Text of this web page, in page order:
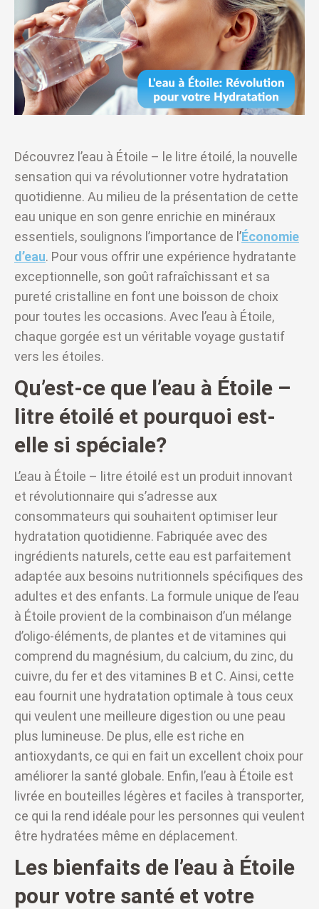
Découvrez l’eau à Étoile – le litre étoilé, la nouvelle
sensation qui va révolutionner votre hydratation
quotidienne. Au milieu de la présentation de cette
eau unique en son genre enrichie en minéraux
essentiels, soulignons l’importance de l’Économie
d’eau. Pour vous offrir une expérience hydratante
exceptionnelle, son goût rafraîchissant et sa
pureté cristalline en font une boisson de choix
pour toutes les occasions. Avec l’eau à Étoile,
chaque gorgée est un véritable voyage gustatif
vers les étoiles.
Qu’est-ce que l’eau à Étoile –
litre étoilé et pourquoi est-
elle si spéciale?
L’eau à Étoile – litre étoilé est un produit innovant
et révolutionnaire qui s’adresse aux
consommateurs qui souhaitent optimiser leur
hydratation quotidienne. Fabriquée avec des
ingrédients naturels, cette eau est parfaitement
adaptée aux besoins nutritionnels spécifiques des
adultes et des enfants. La formule unique de l’eau
à Étoile provient de la combinaison d’un mélange
d’oligo-éléments, de plantes et de vitamines qui
comprend du magnésium, du calcium, du zinc, du
cuivre, du fer et des vitamines B et C. Ainsi, cette
eau fournit une hydratation optimale à tous ceux
qui veulent une meilleure digestion ou une peau
plus lumineuse. De plus, elle est riche en
antioxydants, ce qui en fait un excellent choix pour
améliorer la santé globale. Enfin, l’eau à Étoile est
livrée en bouteilles légères et faciles à transporter,
ce qui la rend idéale pour les personnes qui veulent
être hydratées même en déplacement.
Les bienfaits de l’eau à Étoile
pour votre santé et votre